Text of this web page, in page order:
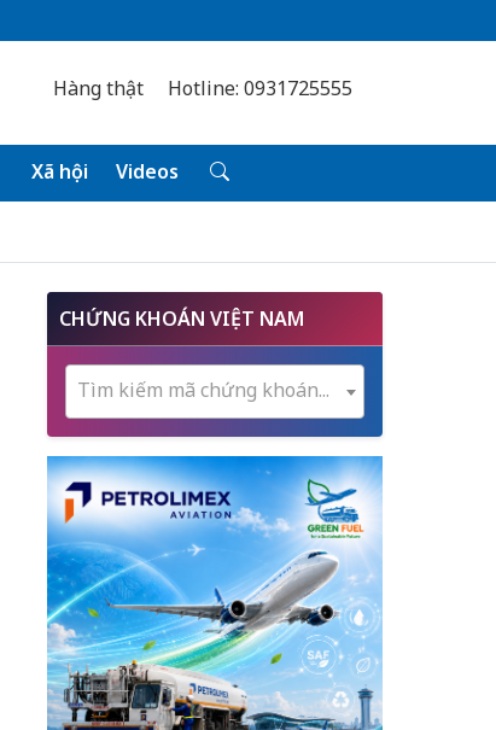
Hàng thật Hotline: 0931725555
Xã hội Videos
CHỨNG KHOÁN VIỆT NAM
Tìm kiếm mã chứng khoán...